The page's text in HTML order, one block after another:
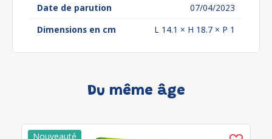
Date de parution
07/04/2023
Dimensions en cm
L 14.1 × H 18.7 × P 1
Du même âge